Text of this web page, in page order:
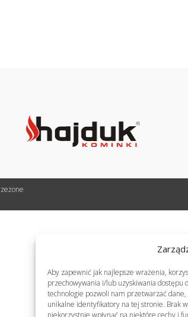
Aby zapewnić jak najlepsze wrażenia,
przechowywania i/lub uzyskiwania dostępu
technologie pozwoli nam przetwarzać
unikalne identyfikatory na tej stronie. Brak
niekorzystnie wpłynąć na niektóre cechy i